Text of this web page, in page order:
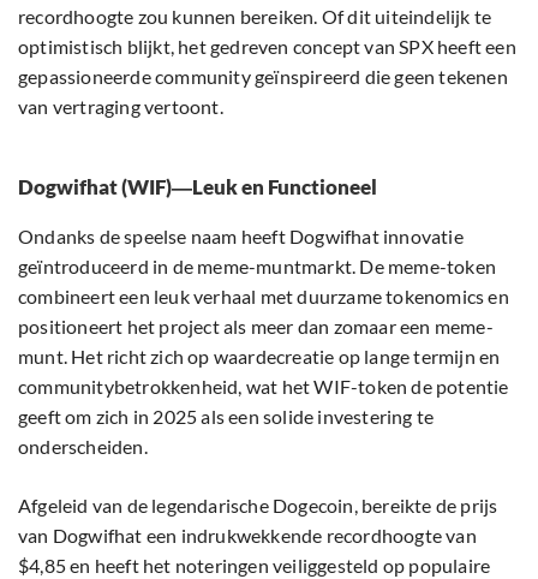
recordhoogte zou kunnen bereiken. Of dit uiteindelijk te
optimistisch blijkt, het gedreven concept van SPX heeft een
gepassioneerde community geïnspireerd die geen tekenen
van vertraging vertoont.
Dogwifhat (WIF)―Leuk en Functioneel
Ondanks de speelse naam heeft Dogwifhat innovatie
geïntroduceerd in de meme-muntmarkt. De meme-token
combineert een leuk verhaal met duurzame tokenomics en
positioneert het project als meer dan zomaar een meme-
munt. Het richt zich op waardecreatie op lange termijn en
communitybetrokkenheid, wat het WIF-token de potentie
geeft om zich in 2025 als een solide investering te
onderscheiden.
Afgeleid van de legendarische Dogecoin, bereikte de prijs
van Dogwifhat een indrukwekkende recordhoogte van
$4,85 en heeft het noteringen veiliggesteld op populaire